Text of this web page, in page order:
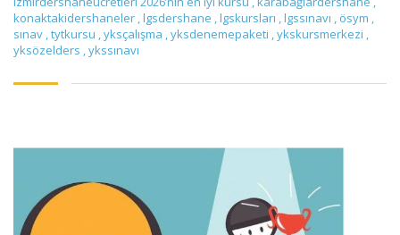
konaktakidershaneler ,lgsdershane ,lgskursları ,lgssınavı , ösym ,
sınav ,tytkursu ,yksçalışma ,yksdenemepaketi ,ykskursmerkezi ,
yksözelders ,ykssınavı